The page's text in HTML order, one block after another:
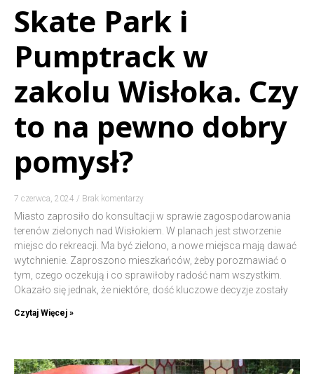
Skate Park i
Pumptrack w
zakolu Wisłoka. Czy
to na pewno dobry
pomysł?
7 czerwca, 2024 Brak komentarzy
Miasto zaprosiło do konsultacji w sprawie zagospodarowania
terenów zielonych nad Wisłokiem. W planach jest stworzenie
miejsc do rekreacji. Ma być zielono, a nowe miejsca mają dawać
wytchnienie. Zaproszono mieszkańców, żeby porozmawiać o
tym, czego oczekują i co sprawiłoby radość nam wszystkim.
Okazało się jednak, że niektóre, dość kluczowe decyzje zostały
Czytaj Więcej »